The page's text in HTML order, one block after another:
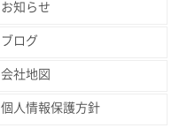
お知らせ
ブログ
会社地図
個人情報保護方針